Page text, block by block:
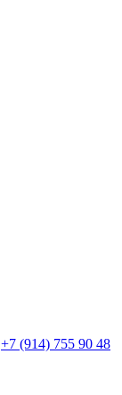
+7 (914) 755 90 48